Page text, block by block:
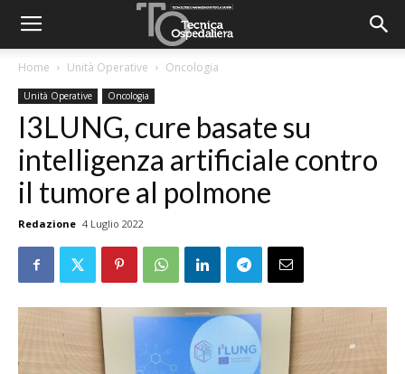
Home Unità Operative Oncologia
Unità Operative Oncologia
I3LUNG, cure basate su
intelligenza artificiale contro
il tumore al polmone
Redazione 4 Luglio 2022